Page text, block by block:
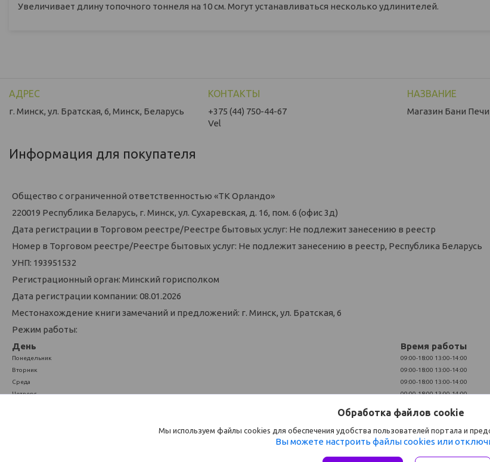
Увеличивает длину топочного тоннеля на 10 см. Могут устанавливаться несколько удлинителей.
г. Минск, ул. Братская, 6, Минск, Беларусь
+375 (44) 750-44-67
Vel
Магазин Бани Печи
Информация для покупателя
Общество с ограниченной ответственностью «ТК Орландо»
220019 Республика Беларусь, г. Минск, ул. Сухаревская, д. 16, пом. 6 (офис 3д)
Дата регистрации в Торговом реестре/Реестре бытовых услуг: Не подлежит занесению в реестр
Номер в Торговом реестре/Реестре бытовых услуг: Не подлежит занесению в реестр, Республика Беларусь
УНП: 193951532
Регистрационный орган: Минский горисполком
Дата регистрации компании: 08.01.2026
Местонахождение книги замечаний и предложений: г. Минск, ул. Братская, 6
Режим работы:
День
Время работы
Понедельник 09:00-18:00 13:00-14:00
Вторник
09:00-18:00 13:00-14:00
Среда
09:00-18:00 13:00-14:00
Четверг
09:00-18:0013:00-14:00
Выходной
Выходной
Обработка файлов cookie
Мы используем файлы cookies для обеспечения удобства пользователей портала и
Вы можете настроить файлы cookies или